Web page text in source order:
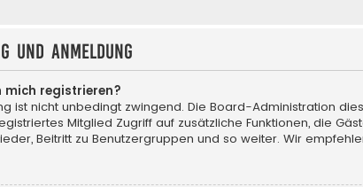
und Anmeldung
mich registrieren?
ist nicht unbedingt zwingend. Die Board-Administration
Mitglied Zugriff auf zusätzliche Funktionen, die
Beitritt zu Benutzergruppen und so weiter. Wir